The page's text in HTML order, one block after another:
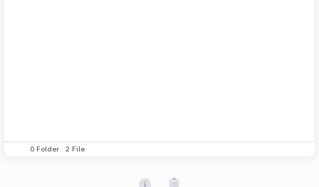
0 Folder 2 File